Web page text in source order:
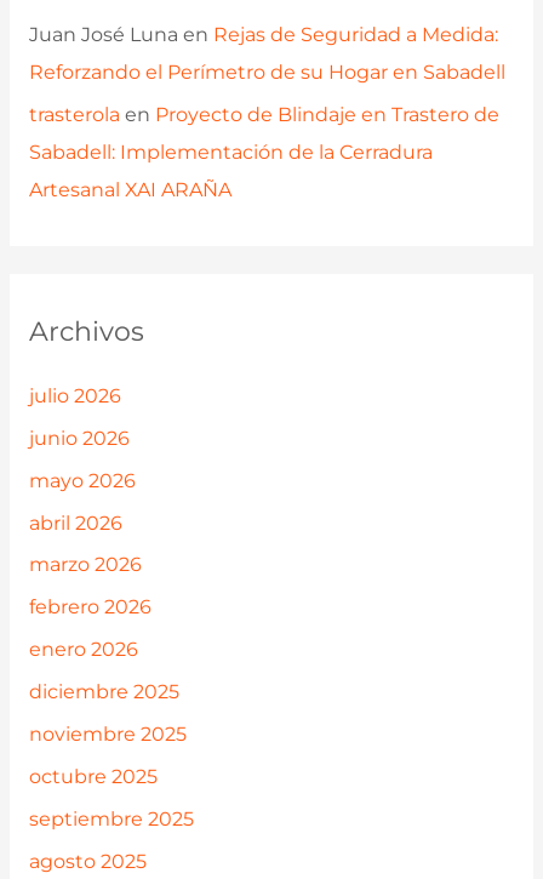
Juan José Luna en Rejas de Seguridad a Medida:
Reforzando el Perímetro de su Hogar en Sabadell
trasterola en Proyecto de Blindaje en Trastero de
Sabadell: Implementación de la Cerradura
Artesanal XAI ARAÑA
Archivos
julio 2026
junio 2026
mayo 2026
abril 2026
marzo 2026
febrero 2026
enero 2026
diciembre 2025
noviembre 2025
octubre 2025
septiembre 2025
agosto 2025